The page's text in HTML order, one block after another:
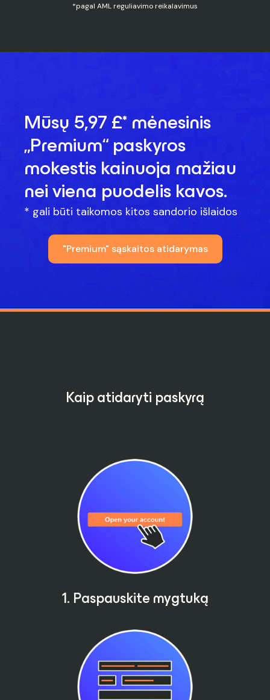
*pagal AML reguliavimo reikalavimus
Mūsų 5,97 £* mėnesinis
„Premium“ paskyros
mokestis kainuoja mažiau
nei viena puodelis kavos.
* gali būti taikomos kitos sandorio išlaidos
"Premium" sąskaitos atidarymas
Kaip atidaryti paskyrą
1. Paspauskite mygtuką